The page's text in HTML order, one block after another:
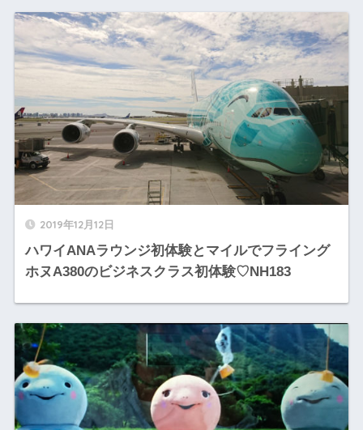
2019年12月12日
ハワイANAラウンジ初体験とマイルでフライング
ホヌA380のビジネスクラス初体験♡NH183